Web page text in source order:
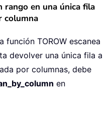
rango en una única fila
columna
función TOROW escanea
devolver una única fila a
por columnas, debe
en